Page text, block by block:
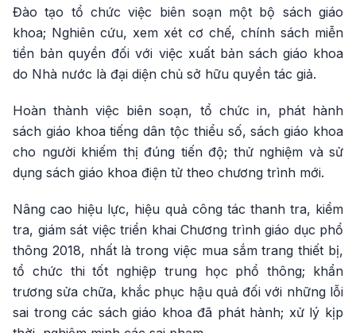
Đào tạo tổ chức việc biên soạn một bộ sách giáo
khoa; Nghiên cứu, xem xét cơ chế, chính sách miễn
tiền bản quyền đối với việc xuất bản sách giáo khoa
do Nhà nước là đại diện chủ sở hữu quyền tác giả.
Hoàn thành việc biên soạn, tổ chức in, phát hành
sách giáo khoa tiếng dân tộc thiểu số, sách giáo khoa
cho người khiếm thị đúng tiến độ; thử nghiệm và sử
dụng sách giáo khoa điện tử theo chương trình mới.
Nâng cao hiệu lực, hiệu quả công tác thanh tra, kiểm
tra, giám sát việc triển khai Chương trình giáo dục phổ
thông 2018, nhất là trong việc mua sắm trang thiết bị,
tổ chức thi tốt nghiệp trung học phổ thông; khẩn
trương sửa chữa, khắc phục hậu quả đối với những lỗi
sai trong các sách giáo khoa đã phát hành; xử lý kịp